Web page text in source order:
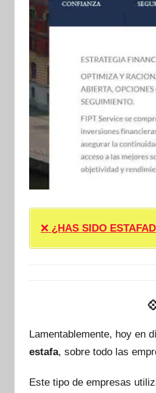
❌ ¿HAS SIDO
Lamentablemente, hoy en
estafa, sobre todo las
Este tipo de empresas